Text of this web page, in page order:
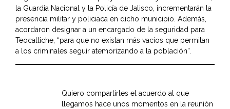
la Guardia Nacional y la Policía de Jalisco, incrementarán la
presencia militar y policiaca en dicho municipio. Además,
acordaron designar a un encargado de la seguridad para
Teocaltiche, “para que no existan más vacíos que permitan
a los criminales seguir atemorizando a la población”.
Quiero compartirles el acuerdo al que
llegamos hace unos momentos en la reunión